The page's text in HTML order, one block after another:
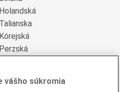
Holandská
Talianska
Kórejská
Perzská
vášho súkromia